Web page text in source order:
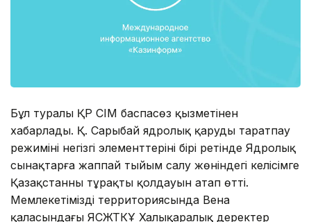
Бұл туралы ҚР СІМ баспасөз қызметінен
хабарлады. Қ. Сарыбай ядролық қаруды таратпау
режимінің негізгі элементтерінің бірі ретінде Ядролық
сынақтарға жаппай тыйым салу жөніндегі келісімге
Қазақстанның тұрақты қолдауын атап өтті.
Мемлекетіміздің территориясында Вена
қаласындағы ЯСЖТКҰ Халықаралық деректер